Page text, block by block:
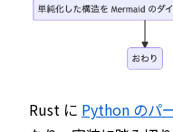
Rust に Python のパ